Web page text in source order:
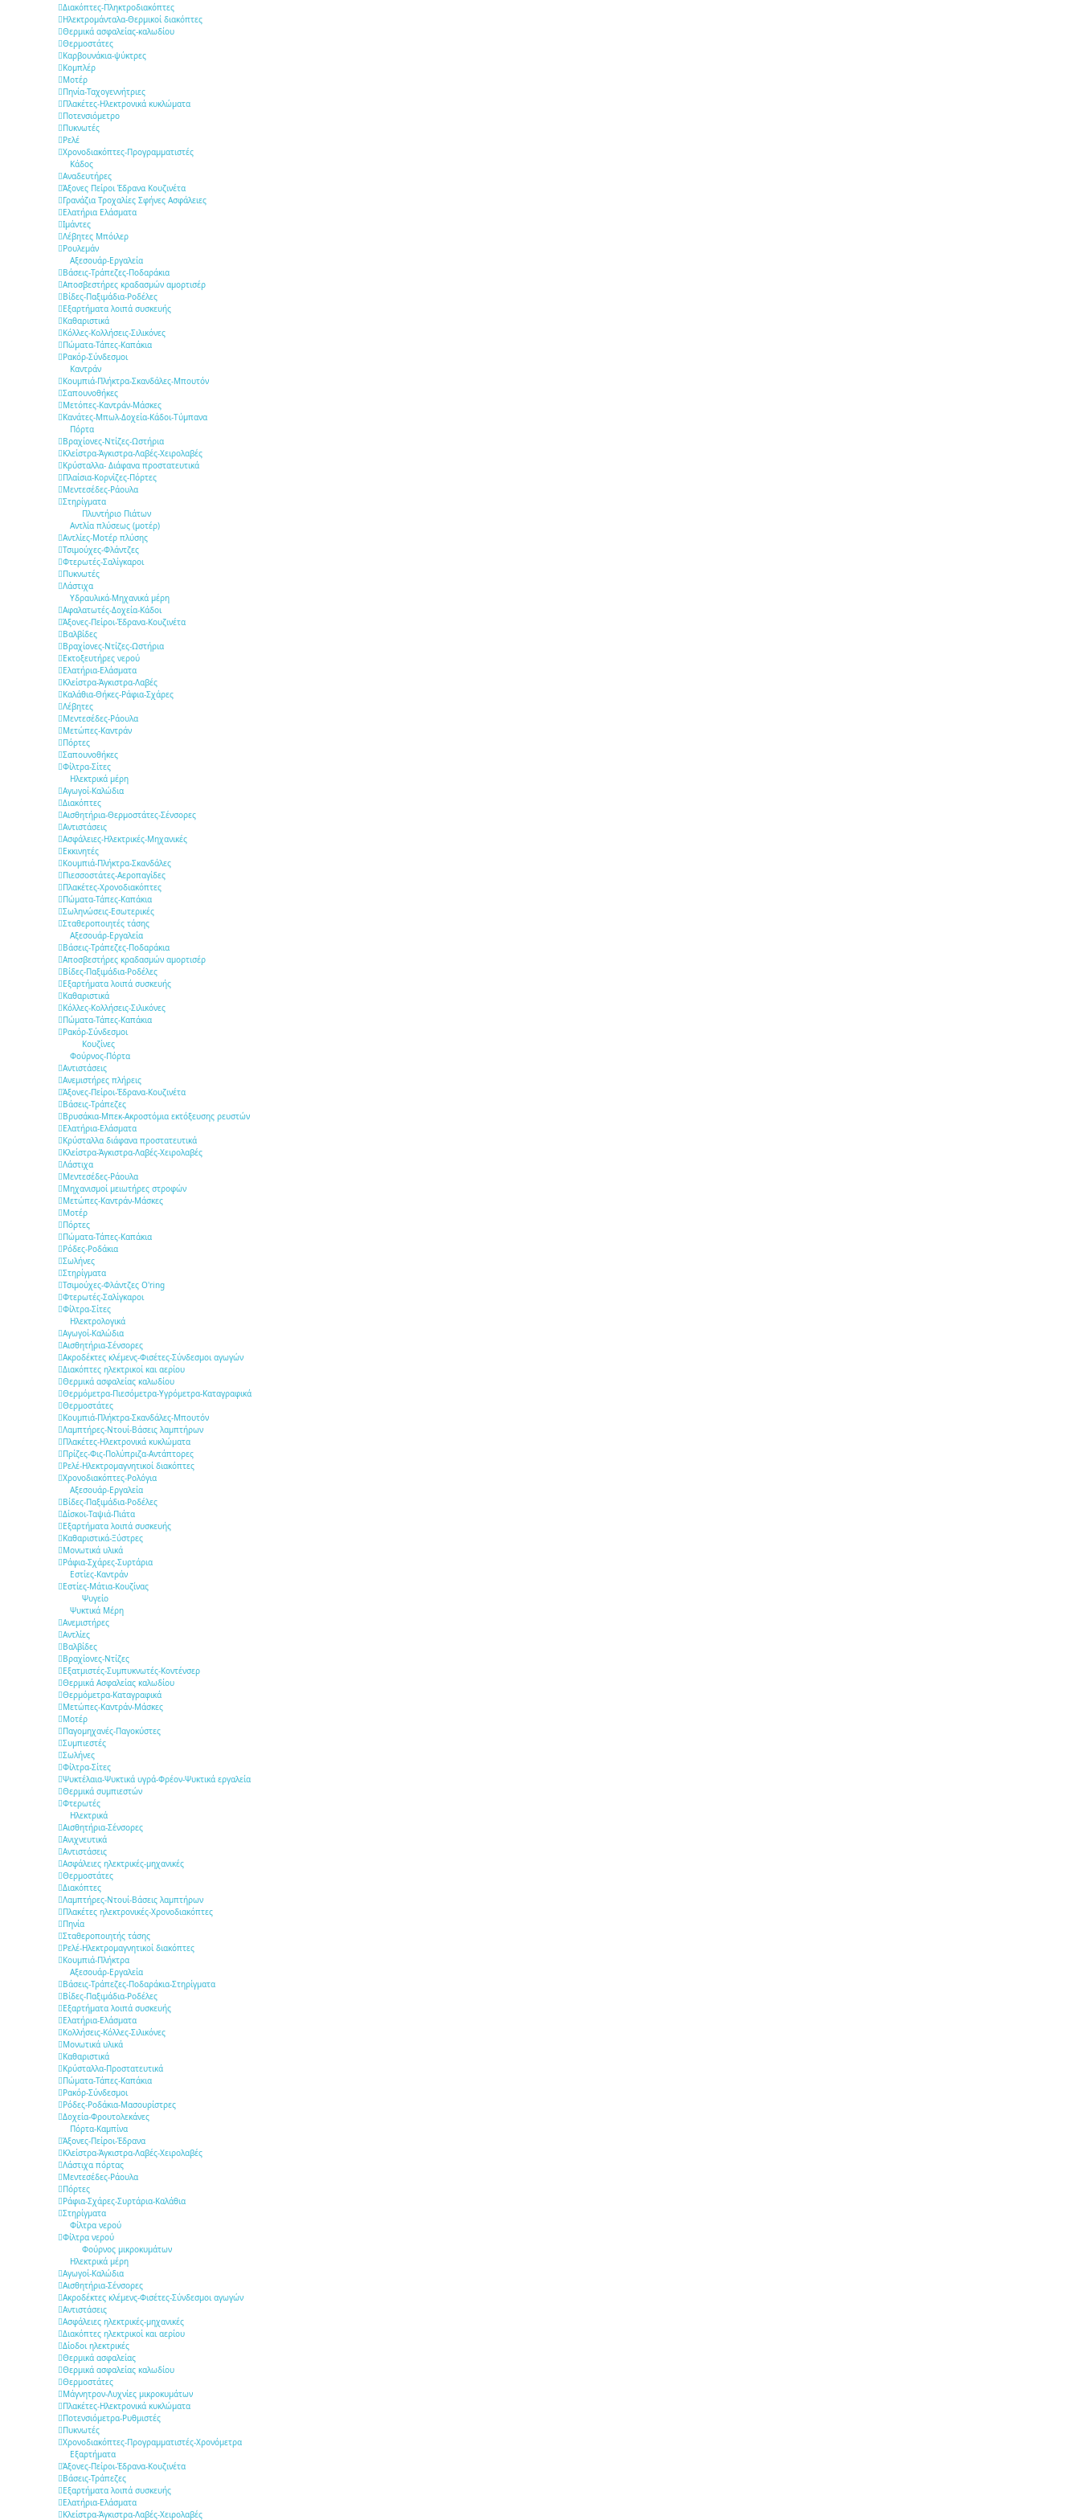
Διακόπτες-Πληκτροδιακόπτες
Ηλεκτρομάνταλα-Θερμικοί διακόπτες
Θερμικά ασφαλείας-καλωδίου
Θερμοστάτες
Καρβουνάκια-ψύκτρες
Κομπλέρ
Μοτέρ
Πηνία-Ταχογεννήτριες
Πλακέτες-Ηλεκτρονικά κυκλώματα
Ποτενσιόμετρο
Πυκνωτές
Ρελέ
Χρονοδιακόπτες-Προγραμματιστές
Κάδος
Αναδευτήρες
Άξονες Πείροι Έδρανα Κουζινέτα
Γρανάζια Τροχαλίες Σφήνες Ασφάλειες
Ελατήρια Ελάσματα
Ιμάντες
Λέβητες Μπόιλερ
Ρουλεμάν
Αξεσουάρ-Εργαλεία
Βάσεις-Τράπεζες-Ποδαράκια
Αποσβεστήρες κραδασμών αμορτισέρ
Βίδες-Παξιμάδια-Ροδέλες
Εξαρτήματα λοιπά συσκευής
Καθαριστικά
Κόλλες-Κολλήσεις-Σιλικόνες
Πώματα-Τάπες-Καπάκια
Ρακόρ-Σύνδεσμοι
Καντράν
Κουμπιά-Πλήκτρα-Σκανδάλες-Μπουτόν
Σαπουνοθήκες
Μετόπες-Καντράν-Μάσκες
Κανάτες-Μπωλ-Δοχεία-Κάδοι-Τύμπανα
Πόρτα
Βραχίονες-Ντίζες-Ωστήρια
Κλείστρα-Άγκιστρα-Λαβές-Χειρολαβές
Κρύσταλλα- Διάφανα προστατευτικά
Πλαίσια-Κορνίζες-Πόρτες
Μεντεσέδες-Ράουλα
Στηρίγματα
Πλυντήριο Πιάτων
Αντλία πλύσεως (μοτέρ)
Αντλίες-Μοτέρ πλύσης
Τσιμούχες-Φλάντζες
Φτερωτές-Σαλίγκαροι
Πυκνωτές
Λάστιχα
Υδραυλικά-Mηχανικά μέρη
Αφαλατωτές-Δοχεία-Κάδοι
Άξονες-Πείροι-Έδρανα-Κουζινέτα
Βαλβίδες
Βραχίονες-Ντίζες-Ωστήρια
Εκτοξευτήρες νερού
Ελατήρια-Ελάσματα
Κλείστρα-Άγκιστρα-Λαβές
Καλάθια-Θήκες-Ράφια-Σχάρες
Λέβητες
Μεντεσέδες-Ράουλα
Μετώπες-Καντράν
Πόρτες
Σαπουνοθήκες
Φίλτρα-Σίτες
Ηλεκτρικά μέρη
Αγωγοί-Καλώδια
Διακόπτες
Αισθητήρια-Θερμοστάτες-Σένσορες
Αντιστάσεις
Ασφάλειες-Ηλεκτρικές-Μηχανικές
Εκκινητές
Κουμπιά-Πλήκτρα-Σκανδάλες
Πιεσσοστάτες-Αεροπαγίδες
Πλακέτες-Χρονοδιακόπτες
Πώματα-Τάπες-Καπάκια
Σωληνώσεις-Εσωτερικές
Σταθεροποιητές τάσης
Αξεσουάρ-Εργαλεία
Βάσεις-Τράπεζες-Ποδαράκια
Αποσβεστήρες κραδασμών αμορτισέρ
Βίδες-Παξιμάδια-Ροδέλες
Εξαρτήματα λοιπά συσκευής
Καθαριστικά
Κόλλες-Κολλήσεις-Σιλικόνες
Πώματα-Τάπες-Καπάκια
Ρακόρ-Σύνδεσμοι
Κουζίνες
Φούρνος-Πόρτα
Αντιστάσεις
Ανεμιστήρες πλήρεις
Άξονες-Πείροι-Έδρανα-Κουζινέτα
Βάσεις-Τράπεζες
Βρυσάκια-Μπεκ-Ακροστόμια εκτόξευσης ρευστών
Ελατήρια-Ελάσματα
Κρύσταλλα διάφανα προστατευτικά
Κλείστρα-Άγκιστρα-Λαβές-Χειρολαβές
Λάστιχα
Μεντεσέδες-Ράουλα
Μηχανισμοί μειωτήρες στροφών
Μετώπες-Καντράν-Μάσκες
Μοτέρ
Πόρτες
Πώματα-Τάπες-Καπάκια
Ρόδες-Ροδάκια
Σωλήνες
Στηρίγματα
Τσιμούχες-Φλάντζες O'ring
Φτερωτές-Σαλίγκαροι
Φίλτρα-Σίτες
Ηλεκτρολογικά
Αγωγοί-Καλώδια
Αισθητήρια-Σένσορες
Ακροδέκτες κλέμενς-Φισέτες-Σύνδεσμοι αγωγών
Διακόπτες ηλεκτρικοί και αερίου
Θερμικά ασφαλείας καλωδίου
Θερμόμετρα-Πιεσόμετρα-Υγρόμετρα-Καταγραφικά
Θερμοστάτες
Κουμπιά-Πλήκτρα-Σκανδάλες-Μπουτόν
Λαμπτήρες-Ντουί-Βάσεις λαμπτήρων
Πλακέτες-Ηλεκτρονικά κυκλώματα
Πρίζες-Φις-Πολύπριζα-Αντάπτορες
Ρελέ-Ηλεκτρομαγνητικοί διακόπτες
Χρονοδιακόπτες-Ρολόγια
Αξεσουάρ-Εργαλεία
Βίδες-Παξιμάδια-Ροδέλες
Δίσκοι-Ταψιά-Πιάτα
Εξαρτήματα λοιπά συσκευής
Καθαριστικά-Ξύστρες
Μονωτικά υλικά
Ράφια-Σχάρες-Συρτάρια
Εστίες-Καντράν
Εστίες-Μάτια-Κουζίνας
Ψυγείο
Ψυκτικά Μέρη
Ανεμιστήρες
Αντλίες
Βαλβίδες
Βραχίονες-Ντίζες
Εξατμιστές-Συμπυκνωτές-Κοντένσερ
Θερμικά Ασφαλείας καλωδίου
Θερμόμετρα-Καταγραφικά
Μετώπες-Καντράν-Μάσκες
Μοτέρ
Παγομηχανές-Παγοκύστες
Συμπιεστές
Σωλήνες
Φίλτρα-Σίτες
Ψυκτέλαια-Ψυκτικά υγρά-Φρέον-Ψυκτικά εργαλεία
Θερμικά συμπιεστών
Φτερωτές
Ηλεκτρικά
Αισθητήρια-Σένσορες
Aνιχνευτικά
Αντιστάσεις
Ασφάλειες ηλεκτρικές-μηχανικές
Θερμοστάτες
Διακόπτες
Λαμπτήρες-Ντουί-Βάσεις λαμπτήρων
Πλακέτες ηλεκτρονικές-Χρονοδιακόπτες
Πηνία
Σταθεροποιητής τάσης
Ρελέ-Ηλεκτρομαγνητικοί διακόπτες
Κουμπιά-Πλήκτρα
Αξεσουάρ-Εργαλεία
Βάσεις-Τράπεζες-Ποδαράκια-Στηρίγματα
Βίδες-Παξιμάδια-Ροδέλες
Εξαρτήματα λοιπά συσκευής
Ελατήρια-Ελάσματα
Κολλήσεις-Κόλλες-Σιλικόνες
Μονωτικά υλικά
Καθαριστικά
Κρύσταλλα-Προστατευτικά
Πώματα-Τάπες-Καπάκια
Ρακόρ-Σύνδεσμοι
Ρόδες-Ροδάκια-Μασουρίστρες
Δοχεία-Φρουτολεκάνες
Πόρτα-Καμπίνα
Άξονες-Πείροι-Έδρανα
Κλείστρα-Άγκιστρα-Λαβές-Χειρολαβές
Λάστιχα πόρτας
Μεντεσέδες-Ράουλα
Πόρτες
Ράφια-Σχάρες-Συρτάρια-Καλάθια
Στηρίγματα
Φίλτρα νερού
Φίλτρα νερού
Φούρνος μικροκυμάτων
Ηλεκτρικά μέρη
Αγωγοί-Καλώδια
Αισθητήρια-Σένσορες
Ακροδέκτες κλέμενς-Φισέτες-Σύνδεσμοι αγωγών
Αντιστάσεις
Ασφάλειες ηλεκτρικές-μηχανικές
Διακόπτες ηλεκτρικοί και αερίου
Δίοδοι ηλεκτρικές
Θερμικά ασφαλείας
Θερμικά ασφαλείας καλωδίου
Θερμοστάτες
Μάγνητρον-Λυχνίες μικροκυμάτων
Πλακέτες-Ηλεκτρονικά κυκλώματα
Ποτενσιόμετρα-Ρυθμιστές
Πυκνωτές
Χρονοδιακόπτες-Προγραμματιστές-Χρονόμετρα
Εξαρτήματα
Άξονες-Πείροι-Έδρανα-Κουζινέτα
Βάσεις-Τράπεζες
Εξαρτήματα λοιπά συσκευής
Ελατήρια-Ελάσματα
Κλείστρα-Άγκιστρα-Λαβές-Χειρολαβές